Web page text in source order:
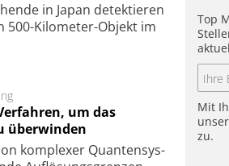
in Japan de­tek­tie­ren
500-Kilo­meter-Objekt im
um das
überwinden
kom­ple­xer Quan­ten­sys­
Top
Mit
zu.